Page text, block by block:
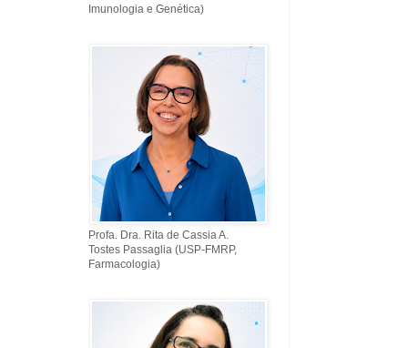
Imunologia e Genética)
Profa. Dra. Rita de Cassia A.
Tostes Passaglia (USP-FMRP,
Farmacologia)